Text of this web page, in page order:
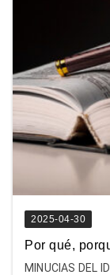
2025-04-30
Por qué,
MINUCIAS